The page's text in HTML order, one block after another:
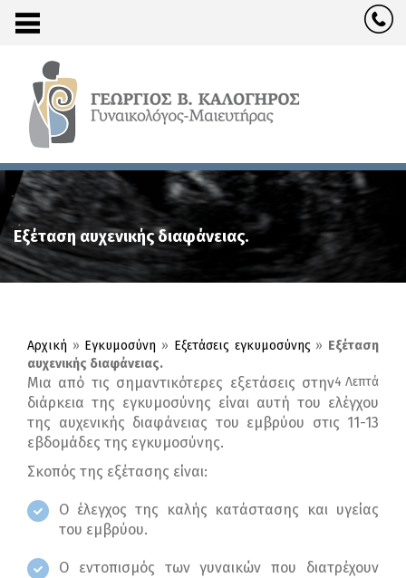
Εξέταση αυχενικής διαφάνειας.
Αρχική » Εγκυμοσύνη » Εξετάσεις εγκυμοσύνης » Εξέταση
αυχενικής διαφάνειας.
4 Λεπτά
Μια από τις σημαντικότερες εξετάσεις στην
διάρκεια της εγκυμοσύνης είναι αυτή του ελέγχου
της αυχενικής διαφάνειας του εμβρύου στις 11-13
εβδομάδες της εγκυμοσύνης.
Σκοπός της εξέτασης είναι:
Ο έλεγχος της καλής κατάστασης και υγείας
του εμβρύου.
Ο εντοπισμός των γυναικών που διατρέχουν